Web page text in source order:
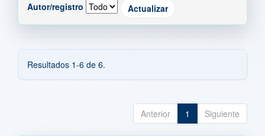
Autor/registro
Resultados 1-6 de 6.
Anterior 1 Siguiente